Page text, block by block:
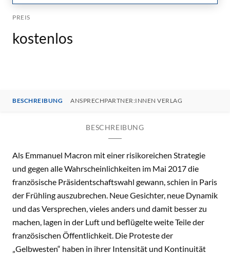
PREIS
kostenlos
BESCHREIBUNG ANSPRECHPARTNER:INNEN VERLAG
BESCHREIBUNG
Als Emmanuel Macron mit einer risikoreichen Strategie
und gegen alle Wahrscheinlichkeiten im Mai 2017 die
französische Präsidentschaftswahl gewann, schien in Paris
der Frühling auszubrechen. Neue Gesichter, neue Dynamik
und das Versprechen, vieles anders und damit besser zu
machen, lagen in der Luft und beflügelte weite Teile der
französischen Öffentlichkeit. Die Proteste der
„Gelbwesten“ haben in ihrer Intensität und Kontinuität